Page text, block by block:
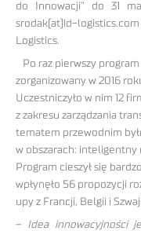
do Innowacji” do 31
srodak(at)id-
Logistics.
Po raz pierwszy
zorganizowany w 2016
Uczestniczyło w nim 12
z zakresu zarządzania
tematem przewodnim
w obszarach: inteligentny
Program cieszył się
wpłynęło 56 propozycji
upy z Francji, Belgii i
– Idea innowacyjności